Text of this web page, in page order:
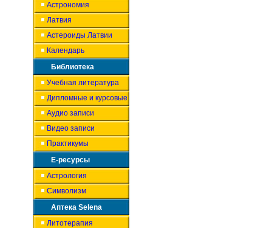
Астрономия
Латвия
Астероиды Латвии
Календарь
Библиотека
Учебная литература
Дипломные и курсовые
Аудио записи
Видео записи
Практикумы
Е-ресурсы
Астрология
Символизм
Аптека Selena
Литотерапия